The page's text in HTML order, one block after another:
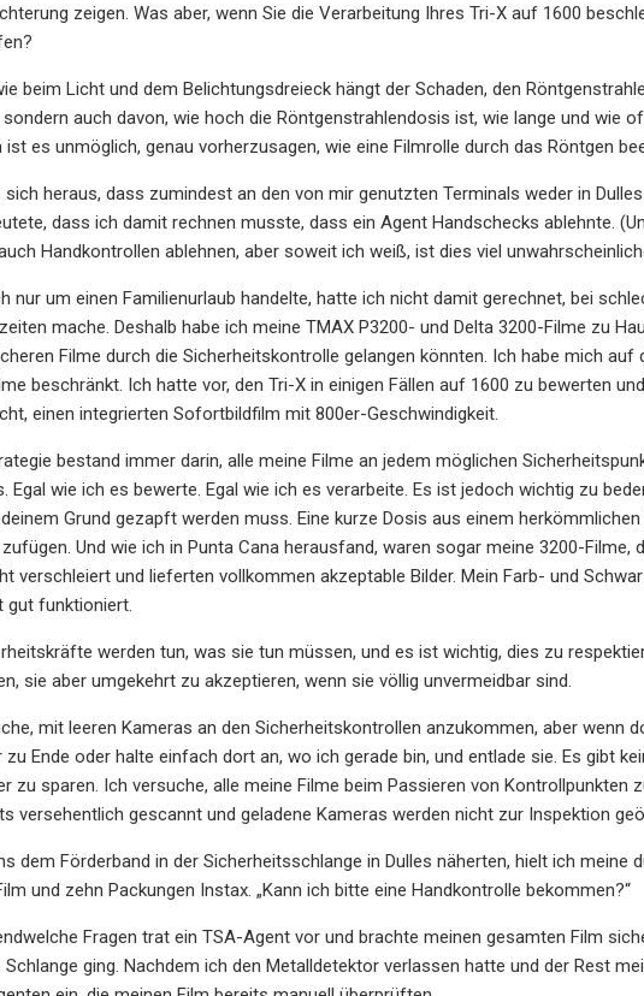
zeigen. Was aber, wenn Sie die Verarbeitung Ihres Tri-X auf 1600
beim Licht und dem Belichtungsdreieck hängt der Schaden, den
sondern auch davon, wie hoch die Röntgenstrahlendosis ist, wie lange und wie
ist es unmöglich, genau vorherzusagen, wie eine Filmrolle durch das Röntgen
heraus, dass zumindest an den von mir genutzten Terminals weder in
dass ich damit rechnen musste, dass ein Agent Handschecks ablehnte.
Handkontrollen ablehnen, aber soweit ich weiß, ist dies viel
nur um einen Familienurlaub handelte, hatte ich nicht damit gerechnet, bei
mache. Deshalb habe ich meine TMAX P3200- und Delta 3200-Filme zu
Filme durch die Sicherheitskontrolle gelangen könnten. Ich habe mich
beschränkt. Ich hatte vor, den Tri-X in einigen Fällen auf 1600 zu bewerten
einen integrierten Sofortbildfilm mit 800er-Geschwindigkeit.
bestand immer darin, alle meine Filme an jedem möglichen
Egal wie ich es bewerte. Egal wie ich es verarbeite. Es ist jedoch wichtig zu
Grund gezapft werden muss. Eine kurze Dosis aus einem
Und wie ich in Punta Cana herausfand, waren sogar meine 3200-
verschleiert und lieferten vollkommen akzeptable Bilder. Mein Farb- und
gut funktioniert.
werden tun, was sie tun müssen, und es ist wichtig, dies zu
sie aber umgekehrt zu akzeptieren, wenn sie völlig unvermeidbar sind.
mit leeren Kameras an den Sicherheitskontrollen anzukommen, aber wenn
zu Ende oder halte einfach dort an, wo ich gerade bin, und entlade sie. Es gibt
zu sparen. Ich versuche, alle meine Filme beim Passieren von
versehentlich gescannt und geladene Kameras werden nicht zur Inspektion
dem Förderband in der Sicherheitsschlange in Dulles näherten, hielt ich
und zehn Packungen Instax. „Kann ich bitte eine Handkontrolle bekommen?“
Fragen trat ein TSA-Agent vor und brachte meinen gesamten Film
Schlange ging. Nachdem ich den Metalldetektor verlassen hatte und der Rest